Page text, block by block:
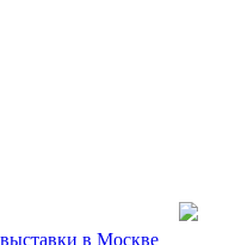
выставки в Москве